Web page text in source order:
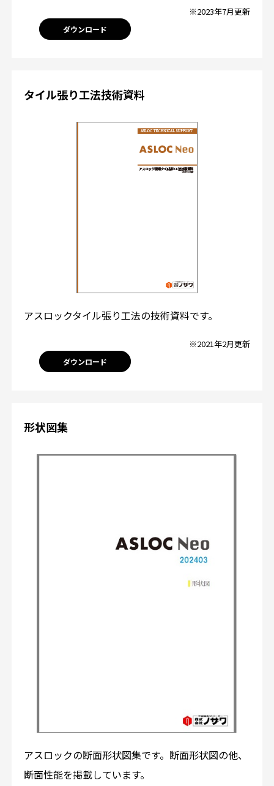
※2023年7月更新
ダウンロード
タイル張り工法技術資料
アスロックタイル張り工法の技術資料です。
※2021年2月更新
ダウンロード
形状図集
アスロックの断面形状図集です。断面形状図の他、
断面性能を掲載しています。